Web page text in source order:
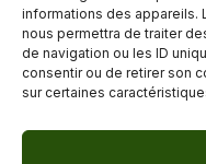
informations des appareils.
nous permettra de traiter
de navigation ou les ID
consentir ou de retirer son
sur certaines
←Article précédent